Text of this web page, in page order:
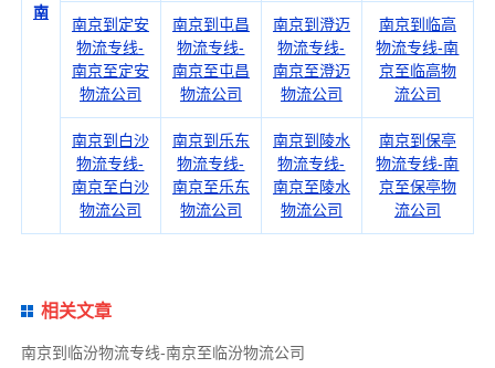
南
南京到定安
物流专线-
南京至定安
物流公司
南京到屯昌
物流专线-
南京至屯昌
物流公司
南京到澄迈
物流专线-
南京至澄迈
物流公司
南京到临高
物流专线-南
京至临高物
流公司
南京到白沙
物流专线-
南京至白沙
物流公司
南京到乐东
物流专线-
南京至乐东
物流公司
南京到陵水
物流专线-
南京至陵水
物流公司
南京到保亭
物流专线-南
京至保亭物
流公司
相关文章
南京到临汾物流专线-南京至临汾物流公司